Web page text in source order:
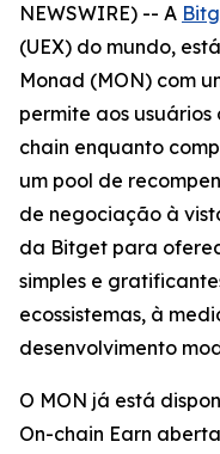
NEWSWIRE) -- A
(UEX) do mundo,
Monad (MON) com
permite aos
chain enquanto
um pool de
de negociação à
da Bitget para
simples e
ecossistemas, à
desenvolvimento
O MON já está
On-chain Earn